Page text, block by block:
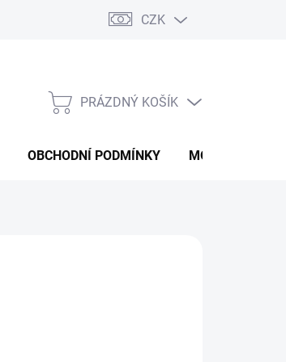
CZK
NÁKUPNÍ
PRÁZDNÝ KOŠÍK
OBCHODNÍ PODMÍNKY MOJE